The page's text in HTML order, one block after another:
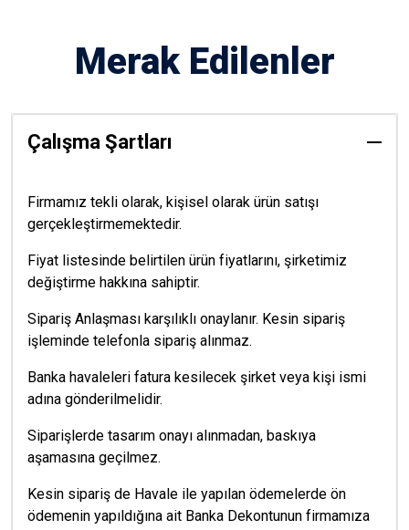
Merak Edilenler
Çalışma Şartları
Firmamız tekli olarak, kişisel olarak ürün satışı
gerçekleştirmemektedir.
Fiyat listesinde belirtilen ürün fiyatlarını, şirketimiz
değiştirme hakkına sahiptir.
Sipariş Anlaşması karşılıklı onaylanır. Kesin sipariş
işleminde telefonla sipariş alınmaz.
Banka havaleleri fatura kesilecek şirket veya kişi ismi
adına gönderilmelidir.
Siparişlerde tasarım onayı alınmadan, baskıya
aşamasına geçilmez.
Kesin sipariş de Havale ile yapılan ödemelerde ön
ödemenin yapıldığına ait Banka Dekontunun firmamıza